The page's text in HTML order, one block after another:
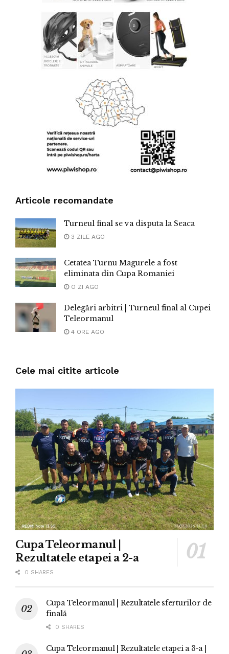
Articole recomandate
Turneul final se va disputa la Seaca
3 ZILE AGO
Cetatea Turnu Magurele a fost
eliminata din Cupa Romaniei
O ZI AGO
Delegări arbitri | Turneul final al Cupei
Teleormanul
4 ORE AGO
Cele mai citite articole
Cupa Teleormanul |
Rezultatele etapei a 2-a
0 SHARES
Cupa Teleormanul | Rezultatele sferturilor de
finală
0 SHARES
Cupa Teleormanul | Rezultatele etapei a 3-a |